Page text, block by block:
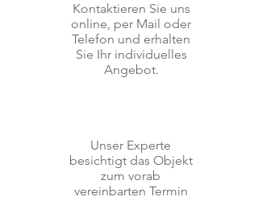
Kontaktieren Sie uns
online, per Mail oder
Telefon und erhalten
Sie Ihr individuelles
Angebot.
Unser Experte
besichtigt das Objekt
zum vorab
vereinbarten Termin